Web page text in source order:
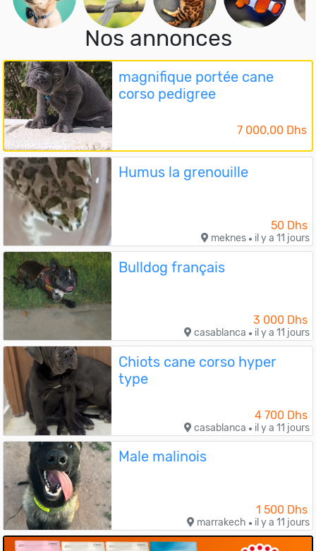
Nos annonces
magnifique portée cane
corso pedigree
7 000,00 Dhs
Humus la grenouille
50 Dhs
meknes ● il y a 11 jours
Bulldog français
3 000 Dhs
casablanca ● il y a 11 jours
Chiots cane corso hyper
type
4 700 Dhs
casablanca ● il y a 11 jours
Male malinois
1 500 Dhs
marrakech ● il y a 11 jours